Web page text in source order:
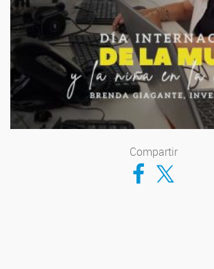
Compartir
Compartir en Facebook
Compartir en Twitter